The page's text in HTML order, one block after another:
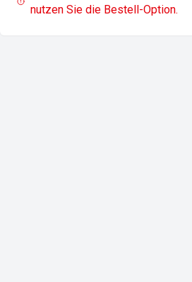
nutzen Sie die Bestell-Option.